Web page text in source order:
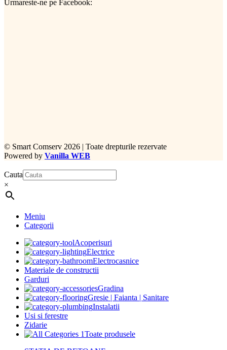
Urmareste-ne pe Facebook:
© Smart Comserv 2026 | Toate drepturile rezervate
Powered by Vanilla WEB
Cauta
×
Meniu
Categorii
Acoperisuri
Electrice
Electrocasnice
Materiale de constructii
Garduri
Gradina
Gresie | Faianta | Sanitare
Instalatii
Usi si ferestre
Zidarie
Toate produsele